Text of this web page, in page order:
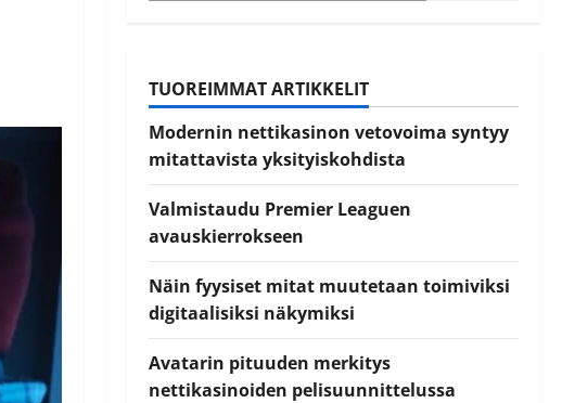
TUOREIMMAT ARTIKKELIT
Modernin nettikasinon vetovoima syntyy
mitattavista yksityiskohdista
Valmistaudu Premier Leaguen
avauskierrokseen
Näin fyysiset mitat muutetaan toimiviksi
digitaalisiksi näkymiksi
Avatarin pituuden merkitys
nettikasinoiden pelisuunnittelussa